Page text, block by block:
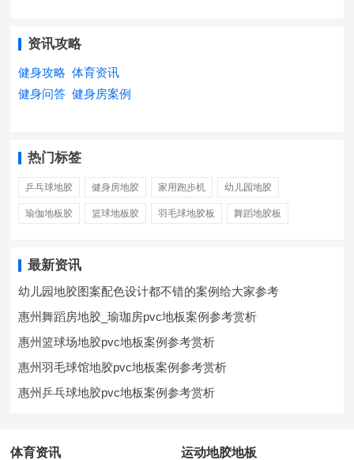
资讯攻略
健身攻略 体育资讯
健身问答 健身房案例
热门标签
乒乓球地胶 健身房地胶 家用跑步机 幼儿园地胶
瑜伽地板胶 篮球地板胶 羽毛球地胶板 舞蹈地胶板
最新资讯
幼儿园地胶图案配色设计都不错的案例给大家参考
惠州舞蹈房地胶_瑜珈房pvc地板案例参考赏析
惠州篮球场地胶pvc地板案例参考赏析
惠州羽毛球馆地胶pvc地板案例参考赏析
惠州乒乓球地胶pvc地板案例参考赏析
体育资讯 运动地胶地板